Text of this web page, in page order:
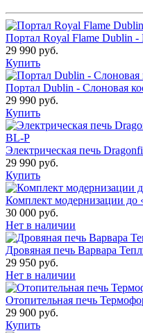
Портал Royal Flame Dublin -
29 990 руб.
Купить
Портал Dublin - Слоновая
29 990 руб.
Купить
Электрическая печь
29 990 руб.
Купить
Комплект модернизации до
30 000 руб.
Нет в наличии
Дровяная печь Варвара
29 950 руб.
Нет в наличии
Отопительная печь
29 900 руб.
Купить